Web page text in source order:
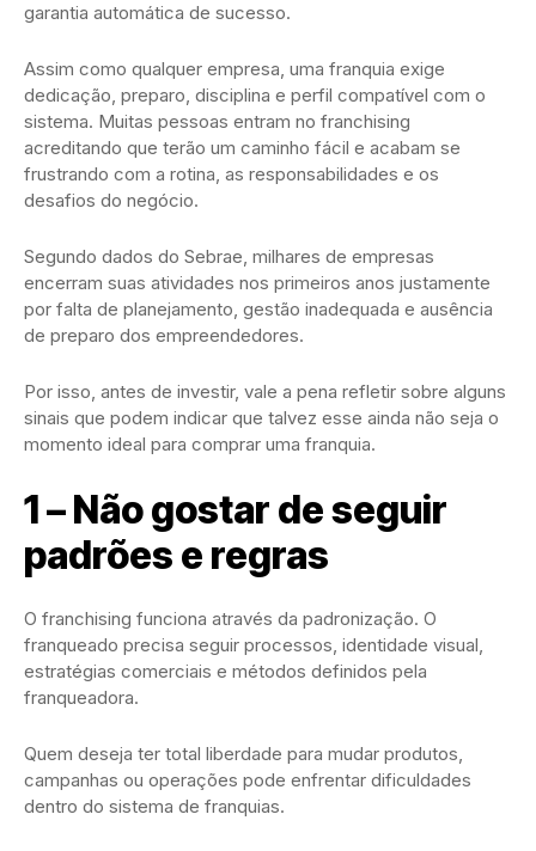
garantia automática de sucesso.
Assim como qualquer empresa, uma franquia exige
dedicação, preparo, disciplina e perfil compatível com o
sistema. Muitas pessoas entram no franchising
acreditando que terão um caminho fácil e acabam se
frustrando com a rotina, as responsabilidades e os
desafios do negócio.
Segundo dados do Sebrae, milhares de empresas
encerram suas atividades nos primeiros anos justamente
por falta de planejamento, gestão inadequada e ausência
de preparo dos empreendedores.
Por isso, antes de investir, vale a pena refletir sobre alguns
sinais que podem indicar que talvez esse ainda não seja o
momento ideal para comprar uma franquia.
1 – Não gostar de seguir
padrões e regras
O franchising funciona através da padronização. O
franqueado precisa seguir processos, identidade visual,
estratégias comerciais e métodos definidos pela
franqueadora.
Quem deseja ter total liberdade para mudar produtos,
campanhas ou operações pode enfrentar dificuldades
dentro do sistema de franquias.